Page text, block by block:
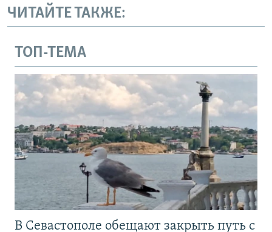
ЧИТАЙТЕ ТАКЖЕ:
ТОП-ТЕМА
В Севастополе обещают закрыть путь с